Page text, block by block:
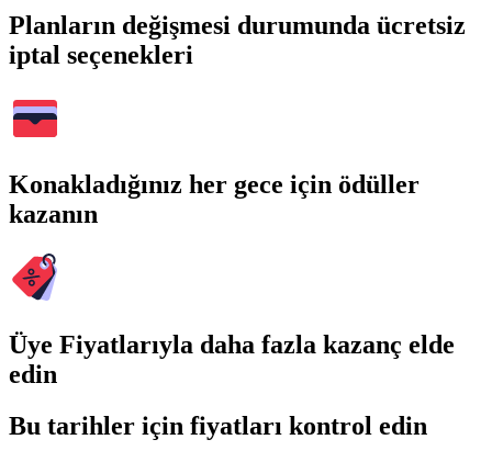
Planların değişmesi durumunda ücretsiz
iptal seçenekleri
Konakladığınız her gece için ödüller
kazanın
Üye Fiyatlarıyla daha fazla kazanç elde
edin
Bu tarihler için fiyatları kontrol edin